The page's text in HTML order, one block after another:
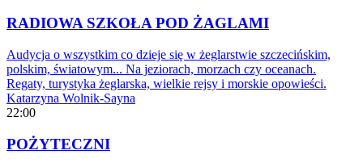
RADIOWA SZKOŁA POD ŻAGLAMI
Audycja o wszystkim co dzieje się w żeglarstwie szczecińskim,
polskim, światowym... Na jeziorach, morzach czy oceanach.
Regaty, turystyka żeglarska, wielkie rejsy i morskie opowieści.
Katarzyna Wolnik-Sayna
22:00
POŻYTECZNI